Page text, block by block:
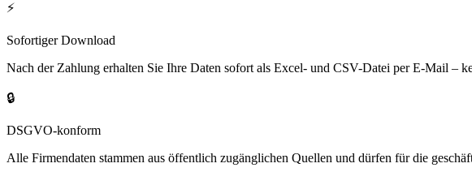
⚡
Sofortiger Download
Nach der Zahlung erhalten Sie Ihre Daten sofort als Excel- und CSV-Datei per E-Mail –
🔒
DSGVO-konform
Alle Firmendaten stammen aus öffentlich zugänglichen Quellen und dürfen für die